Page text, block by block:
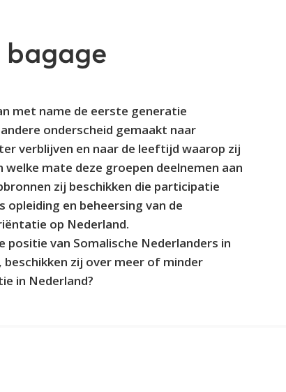
bagage
met name de eerste generatie
onderscheid gemaakt naar
verblijven en naar de leeftijd waarop zij
mate deze groepen deelnemen aan
zij beschikken die participatie
en beheersing van de
op Nederland.
van Somalische Nederlanders in
zij over meer of minder
in Nederland?